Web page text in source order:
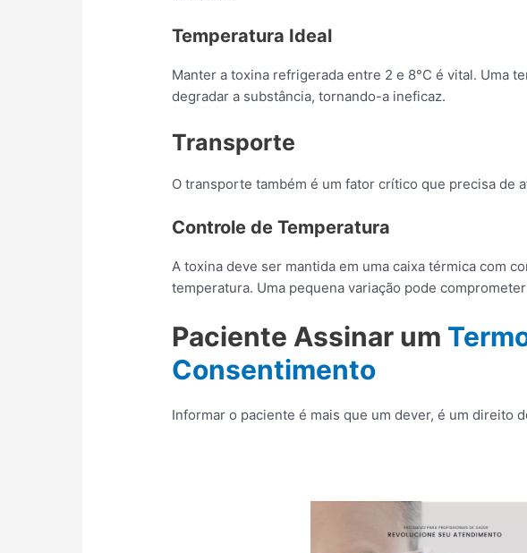
Temperatura Ideal
Manter a toxina refrigerada entre 2 e 8°C é vital. Uma
degradar a substância, tornando-a ineficaz.
Transporte
O transporte também é um fator crítico que precisa de
Controle de Temperatura
A toxina deve ser mantida em uma caixa térmica com
temperatura. Uma pequena variação pode
Paciente Assinar um
Consentimento
Informar o paciente é mais que um dever, é um direito